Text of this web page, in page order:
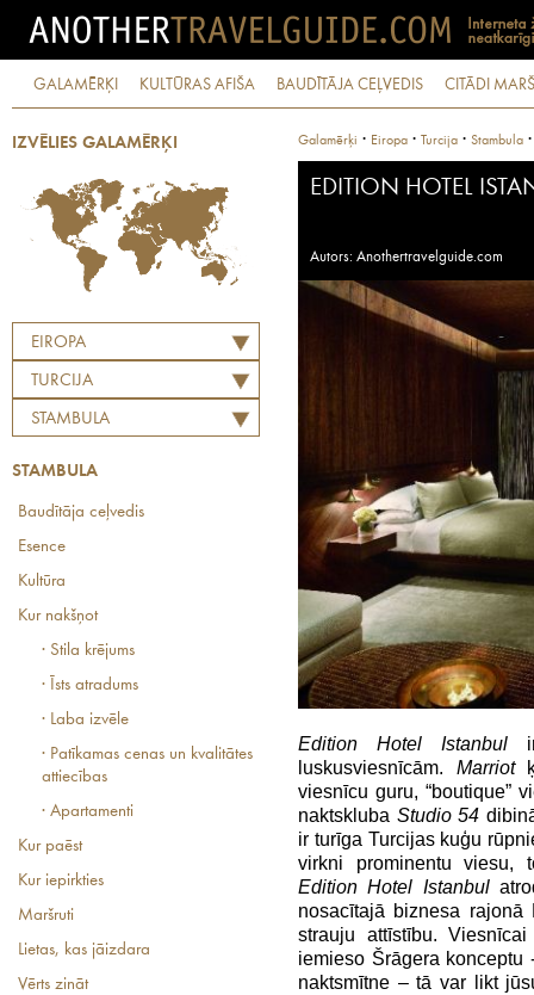
GALAMĒRĶI KULTŪRAS AFIŠA BAUDĪTĀJA CEĻVEDIS CITĀDI
IZVĒLIES GALAMĒRĶI
EIROPA
TURCIJA
STAMBULA
STAMBULA
Baudītāja ceļvedis
Esence
Kultūra
Kur nakšņot
· Stila krējums
· Īsts atradums
· Laba izvēle
· Patīkamas cenas un kvalitātes
attiecības
· Apartamenti
Kur paēst
Kur iepirkties
Maršruti
Lietas, kas jāizdara
Vērts zināt
Galamērķi · Eiropa · Turcija · Stambula
EDITION HOTEL
Autors: Anothertravelguide.com
Edition Hotel Istanbulir
luskusviesnīcām. Marriot
viesnīcu guru, “boutique”
naktskluba Studio 54
ir turīga Turcijas kuģu
virkni prominentu viesu,
Edition Hotel Istanbul
nosacītajā biznesa
strauju attīstību.
iemieso Šrāgera
naktsmītne – tā var likt